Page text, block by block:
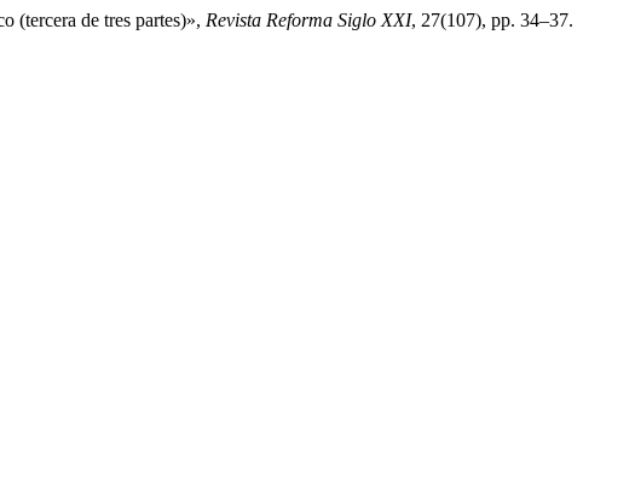
(tercera de tres partes)», Revista Reforma Siglo XXI, 27(107), pp. 34–37.